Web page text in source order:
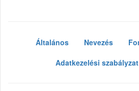
Általános Nevezés
Adatkezelési szabályzat